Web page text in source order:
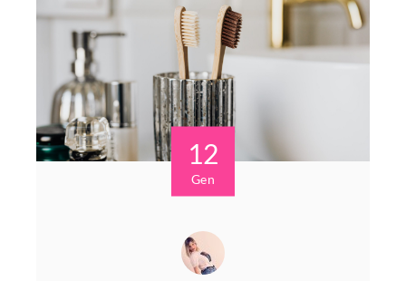
12
Gen